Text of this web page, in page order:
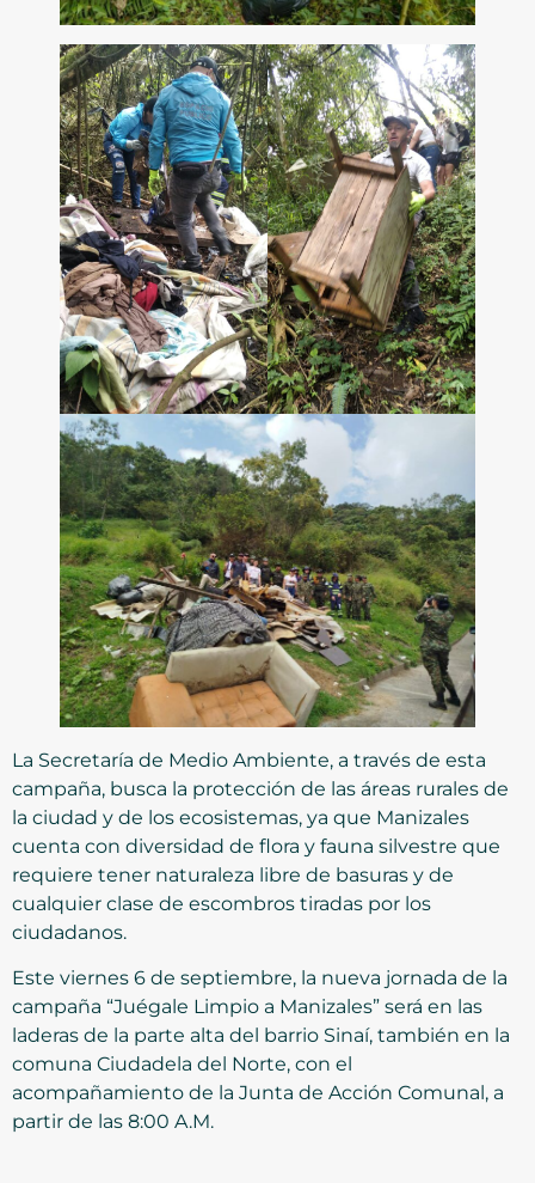
La Secretaría de Medio Ambiente, a través de esta
campaña, busca la protección de las áreas rurales de
la ciudad y de los ecosistemas, ya que Manizales
cuenta con diversidad de flora y fauna silvestre que
requiere tener naturaleza libre de basuras y de
cualquier clase de escombros tiradas por los
ciudadanos.
Este viernes 6 de septiembre, la nueva jornada de la
campaña “Juégale Limpio a Manizales” será en las
laderas de la parte alta del barrio Sinaí, también en la
comuna Ciudadela del Norte, con el
acompañamiento de la Junta de Acción Comunal, a
partir de las 8:00 A.M.